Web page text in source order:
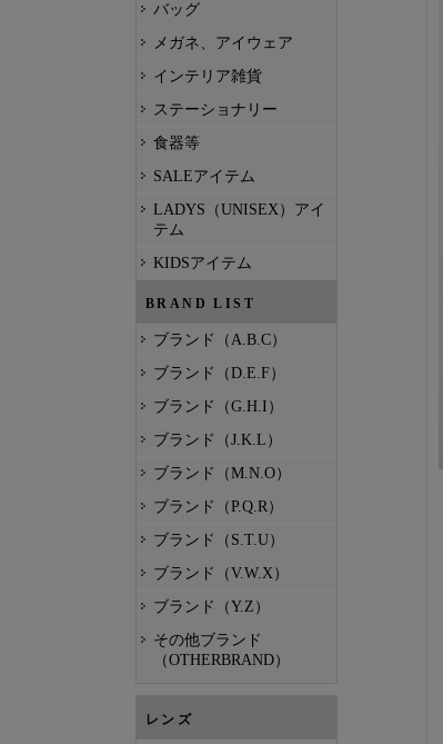
バッグ
メガネ、アイウェア
インテリア雑貨
ステーショナリー
食器等
SALEアイテム
LADYS（UNISEX）アイ
テム
KIDSアイテム
BRAND LIST
ブランド（A.B.C）
ブランド（D.E.F）
ブランド（G.H.I）
ブランド（J.K.L）
ブランド（M.N.O）
ブランド（P.Q.R）
ブランド（S.T.U）
ブランド（V.W.X）
ブランド（Y.Z）
その他ブランド
（OTHERBRAND）
レンズ